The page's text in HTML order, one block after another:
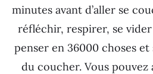
minutes avant d’aller se
réfléchir, respirer, se
penser en 36000 choses
du coucher. Vous pouvez